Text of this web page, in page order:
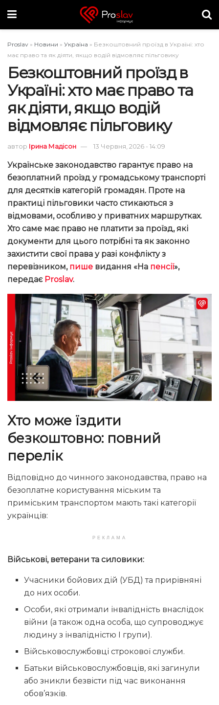
Proslav » Новини » Україна » Безкоштовний проїзд в Україні: хто
має право та як діяти, якщо водій відмовляє пільговику
Безкоштовний проїзд в
Україні: хто має право та
як діяти, якщо водій
відмовляє пільговику
автор Ірина Мадісон 13 Червня, 2026 - 14:09
Українське законодавство гарантує право на
безоплатний проїзд у громадському транспорті
для десятків категорій громадян. Проте на
практиці пільговики часто стикаються з
відмовами, особливо у приватних маршрутках.
Хто саме має право не платити за проїзд, які
документи для цього потрібні та як законно
захистити свої права у разі конфлікту з
перевізником, пише видання «На пенсії»,
передає Proslav.
Хто може їздити
безкоштовно: повний
перелік
Відповідно до чинного законодавства, право на
безоплатне користування міським та
приміським транспортом мають такі категорії
українців:
РЕКЛАМА
Військові, ветерани та силовики:
Учасники бойових дій (УБД) та прирівняні
до них особи.
Особи, які отримали інвалідність внаслідок
війни (а також одна особа, що супроводжує
людину з інвалідністю І групи).
Військовослужбовці строкової служби.
Батьки військовослужбовців, які загинули
або зникли безвісти під час виконання
обов’язків.